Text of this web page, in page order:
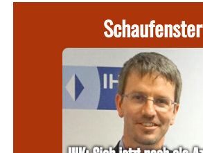
Schaufenster